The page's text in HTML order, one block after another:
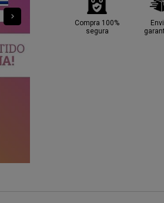
Compra 100%
segura